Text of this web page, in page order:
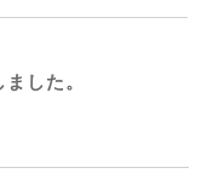
した。